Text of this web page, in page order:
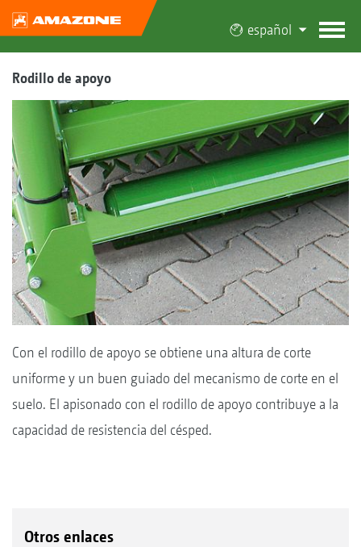
español
Rodillo de apoyo
Con el rodillo de apoyo se obtiene una altura de corte
uniforme y un buen guiado del mecanismo de corte en el
suelo. El apisonado con el rodillo de apoyo contribuye a la
capacidad de resistencia del césped.
Otros enlaces